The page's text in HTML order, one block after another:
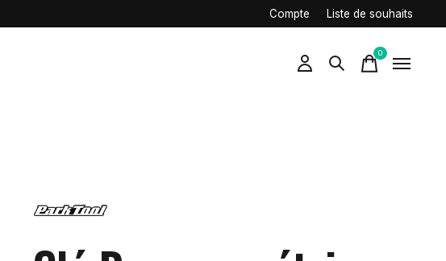
Compte Liste de souhaits
0items